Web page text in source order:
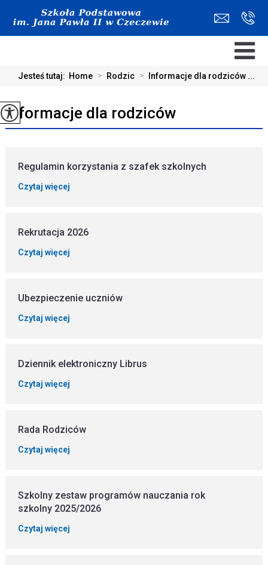
Jesteś tutaj: Home > Rodzic > Informacje dla rodziców ...
Informacje dla rodziców
Regulamin korzystania z szafek szkolnych
Czytaj więcej
Rekrutacja 2026
Czytaj więcej
Ubezpieczenie uczniów
Czytaj więcej
Dziennik elektroniczny Librus
Czytaj więcej
Rada Rodziców
Czytaj więcej
Szkolny zestaw programów nauczania rok
szkolny 2025/2026
Czytaj więcej